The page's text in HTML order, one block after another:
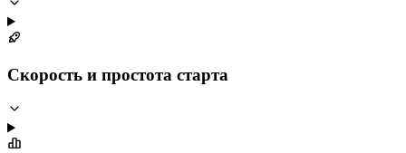
Скорость и простота старта